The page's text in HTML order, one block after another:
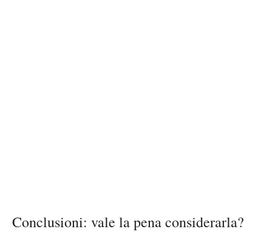
Conclusioni: vale la pena considerarla?